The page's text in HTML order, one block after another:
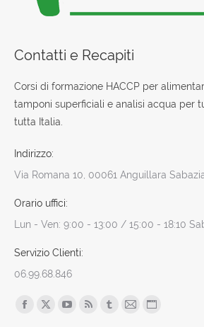
Contatti e Recapiti
Corsi di formazione HACCP per
tamponi superficiali e analisi acqua per
tutta Italia.
Indirizzo:
Via Romana 10, 00061 Anguillara
Orario uffici:
Lun - Ven: 9:00 - 13:00 / 15:00 - 18:10
Servizio Clienti:
06.99.68.846
Find us on:
Facebook
X
TumblrMailSito